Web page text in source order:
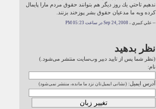
ندهيم تاحتي يك روز ديگر هم بتوانند حقوق مردم مارا پايمال
كرده وبه ما مدعيان حقوق بشر پوزخند بزنند.
-- علي كبيري ، Sep 24, 2008 در ساعت 05:23 PM
نظر بدهید
(نظر شما پس از تایید دبیر وب‌سایت منتشر می‌شود.)
نام:
آدرس ایمیل: (نشانی ایمیل‌تان نزد ما مانده، منتشر نمی‌شود)